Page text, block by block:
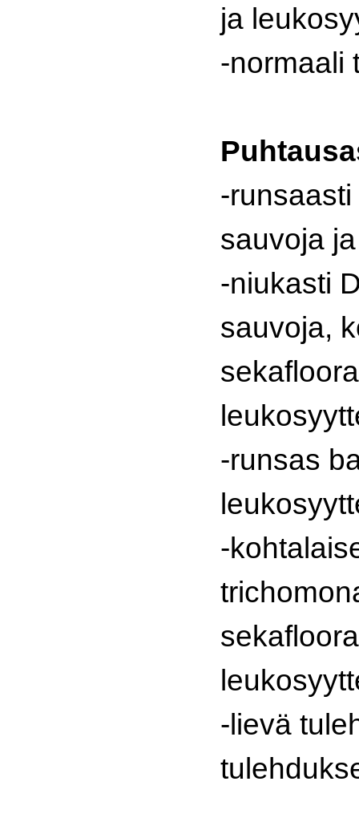
ja
-normaali
-
sauvoja
-niukasti
sauvoja,
-runsas
-
-lievä